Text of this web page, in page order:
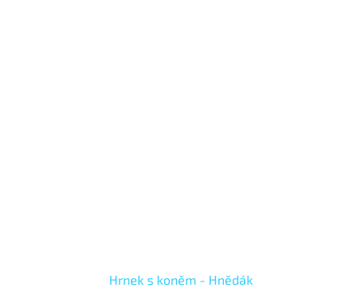
Hrnek s koněm - Hnědák